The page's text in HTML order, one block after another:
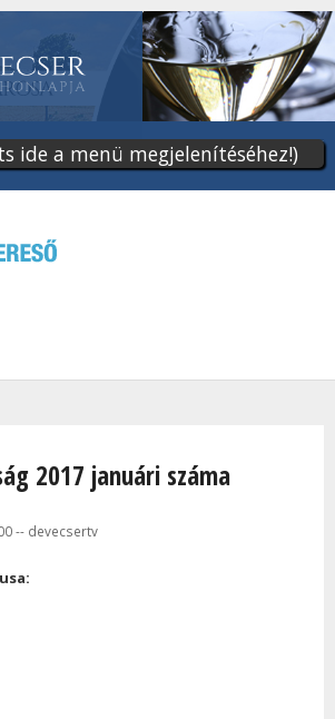
tartalomra
ide a menü megjelenítéséhez!)
2017 januári száma
-- devecsertv